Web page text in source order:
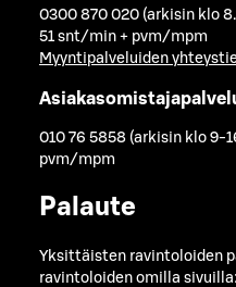
0300 870 020 (arkisin klo
51 snt/min + pvm/mpm
Myyntipalveluiden
010 76 5858 (arkisin klo 9-
pvm/mpm
Palaute
Yksittäisten ravintoloiden
ravintoloiden omilla sivuilla: